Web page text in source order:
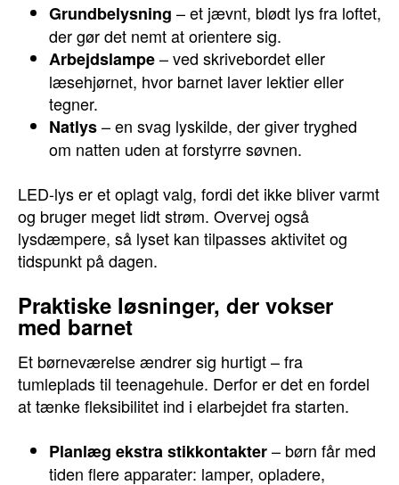
Grundbelysning – et jævnt, blødt lys fra loftet,
der gør det nemt at orientere sig.
Arbejdslampe– ved skrivebordet eller
læsehjørnet, hvor barnet laver lektier eller
tegner.
Natlys– en svag lyskilde, der giver tryghed
om natten uden at forstyrre søvnen.
LED-lys er et oplagt valg, fordi det ikke bliver varmt
og bruger meget lidt strøm. Overvej også
lysdæmpere, så lyset kan tilpasses aktivitet og
tidspunkt på dagen.
Praktiske løsninger, der vokser
med barnet
Et børneværelse ændrer sig hurtigt – fra
tumleplads til teenagehule. Derfor er det en fordel
at tænke fleksibilitet ind i elarbejdet fra starten.
Planlæg ekstra stikkontakter– børn får med
tiden flere apparater: lamper, opladere,